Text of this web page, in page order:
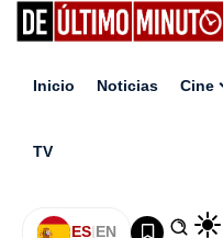
Inicio Noticias Cine
TV
ES|EN